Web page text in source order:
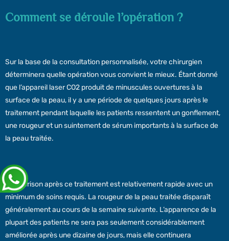
Comment se déroule l’opération ?
Sur la base de la consultation personnalisée, votre chirurgien
déterminera quelle opération vous convient le mieux. Étant donné
que l’appareil laser CO2 produit de minuscules ouvertures à la
surface de la peau, il y a une période de quelques jours après le
traitement pendant laquelle les patients ressentent un gonflement,
une rougeur et un suintement de sérum importants à la surface de
la peau traitée.
La guérison après ce traitement est relativement rapide avec un
minimum de soins requis. La rougeur de la peau traitée disparaît
généralement au cours de la semaine suivante. L’apparence de la
plupart des patients ne sera pas seulement considérablement
améliorée après une dizaine de jours, mais elle continuera